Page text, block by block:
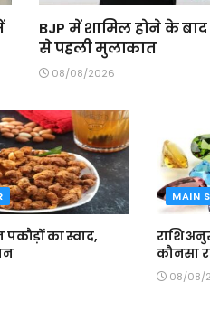
BJP में शामिल होने के बाद
से पहली मुलाकात
08/08/2026
का स्वाद,
MAIN
राशि
कौनसा
08/08/